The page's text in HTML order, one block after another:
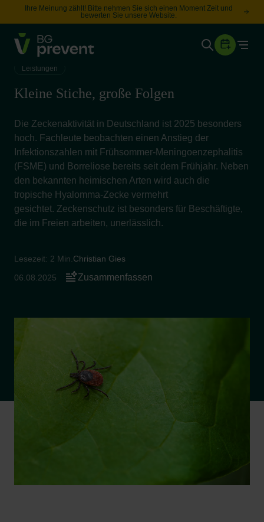
Ihre Meinung zählt! Bitte nehmen Sie sich einen Moment Zeit und
bewerten Sie unsere Website.
Gesundheit
Sicherheit
Karriere
Wissen
Suche
Leichte Sprache
Leistungen
Kleine Stiche, große Folgen
Die Zeckenaktivität in Deutschland ist 2025 besonders
hoch. Fachleute beobachten einen Anstieg der
Infektionszahlen mit Frühsommer-Meningoenzephalitis
(FSME) und Borreliose bereits seit dem Frühjahr. Neben
den bekannten heimischen Arten wird auch die
tropische Hyalomma-Zecke vermehrt
gesichtet. Zeckenschutz ist besonders für Beschäftigte,
die im Freien arbeiten, unerlässlich.
Lesezeit: 2 Min. Christian Gies
06.08.2025
Zusammenfassen